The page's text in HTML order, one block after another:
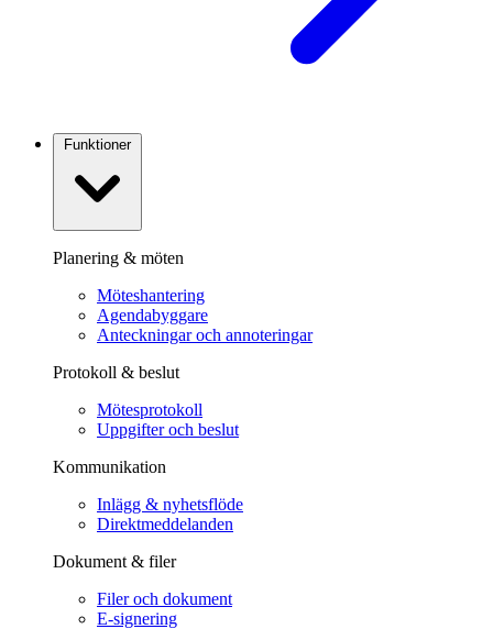
Funktioner
Planering & möten
Möteshantering
Agendabyggare
Anteckningar och annoteringar
Protokoll & beslut
Mötesprotokoll
Uppgifter och beslut
Kommunikation
Inlägg & nyhetsflöde
Direktmeddelanden
Dokument & filer
Filer och dokument
E-signering